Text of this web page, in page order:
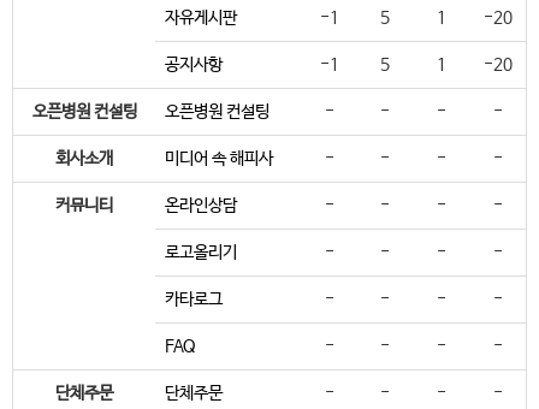
자유게시판 -1 5 1 -20
공지사항 -1 5 1 -20
오픈병원 컨설팅 오픈병원 컨설팅 - - - -
회사소개 미디어 속 해피사 - - - -
커뮤니티 온라인상담 - - - -
로고올리기 - - - -
카타로그 - - - -
FAQ - - - -
단체주문 단체주문 - - - -